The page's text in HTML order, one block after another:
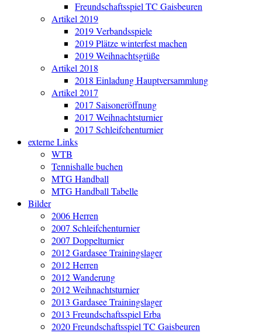
Freundschaftsspiel TC Gaisbeuren
Artikel 2019
2019 Verbandsspiele
2019 Plätze winterfest machen
2019 Weihnachtsgrüße
Artikel 2018
2018 Einladung Hauptversammlung
Artikel 2017
2017 Saisoneröffnung
2017 Weihnachtsturnier
2017 Schleifchenturnier
externe Links
WTB
Tennishalle buchen
MTG Handball
MTG Handball Tabelle
Bilder
2006 Herren
2007 Schleifchenturnier
2007 Doppelturnier
2012 Gardasee Trainingslager
2012 Herren
2012 Wanderung
2012 Weihnachtsturnier
2013 Gardasee Trainingslager
2013 Freundschaftsspiel Erba
2020 Freundschaftsspiel TC Gaisbeuren